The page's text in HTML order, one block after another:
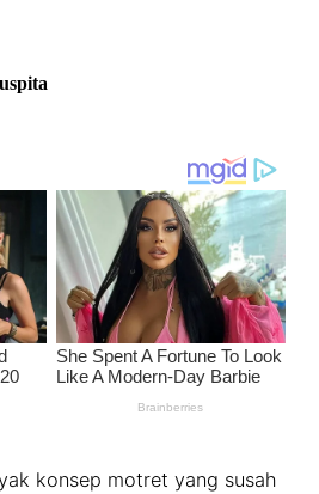
konsep motret yang susah